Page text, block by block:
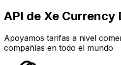
API de Xe Currency
Apoyamos tarifas a nivel
compañías en todo el mundo